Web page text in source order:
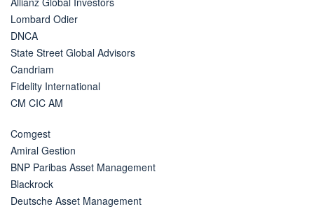
Lombard Odier
DNCA
State Street Global Advisors
Candriam
Fidelity International
CM CIC AM
Comgest
Amiral Gestion
BNP Paribas Asset Management
Blackrock
Deutsche Asset Management